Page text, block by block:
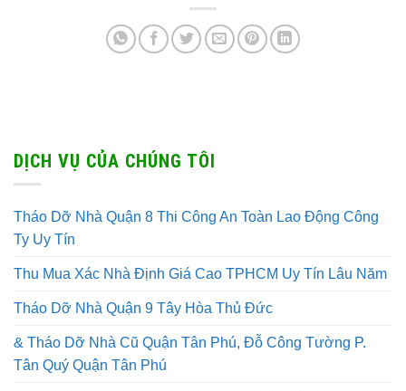
DỊCH VỤ CỦA CHÚNG TÔI
Tháo Dỡ Nhà Quận 8 Thi Công An Toàn Lao Động Công
Ty Uy Tín
Thu Mua Xác Nhà Định Giá Cao TPHCM Uy Tín Lâu Năm
Tháo Dỡ Nhà Quận 9 Tây Hòa Thủ Đức
& Tháo Dỡ Nhà Cũ Quận Tân Phú, Đỗ Công Tường P.
Tân Quý Quận Tân Phú